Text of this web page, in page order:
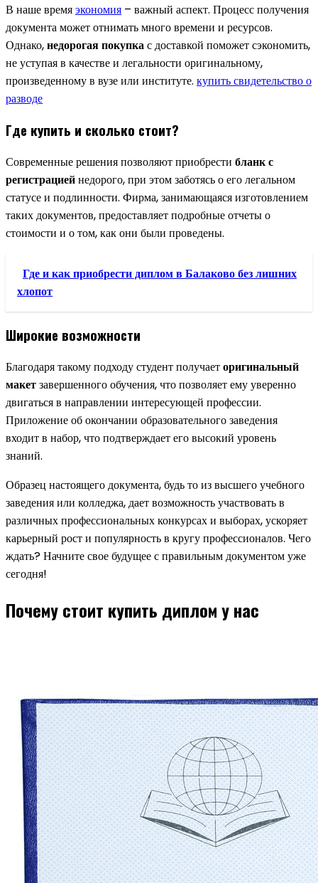
В наше времяэкономия – важный аспект. Процесс получения
документа может отнимать много времени и ресурсов.
Однако,недорогая покупкас доставкой поможет сэкономить,
не уступая в качестве и легальности оригинальному,
произведенному в вузе или институте. купить свидетельство о
разводе
Где купить и сколько стоит?
Современные решения позволяют приобрести бланк с
регистрациейнедорого, при этом заботясь о его легальном
статусе и подлинности. Фирма, занимающаяся изготовлением
таких документов, предоставляет подробные отчеты о
стоимости и о том, как они были проведены.
Где и как приобрести диплом в Балаково без лишних
хлопот
Широкие возможности
Благодаря такому подходу студент получаеторигинальный
макетзавершенного обучения, что позволяет ему уверенно
двигаться в направлении интересующей профессии.
Приложение об окончании образовательного заведения
входит в набор, что подтверждает его высокий уровень
знаний.
Образец настоящего документа, будь то из высшего учебного
заведения или колледжа, дает возможность участвовать в
различных профессиональных конкурсах и выборах, ускоряет
карьерный рост и популярность в кругу профессионалов. Чего
ждать? Начните свое будущее с правильным документом уже
сегодня!
Почему стоит купить диплом у нас